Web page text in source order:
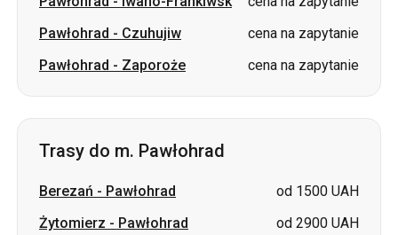
Trasy do m. Pawłohrad
Berezań-Pawłohrad
od 1500 UAH
Berdyczów -Pawłohrad
Zviahel-Pawłohrad
od 3200 UAH
Kropywnycki-Pawłohrad
cena na zapytanie